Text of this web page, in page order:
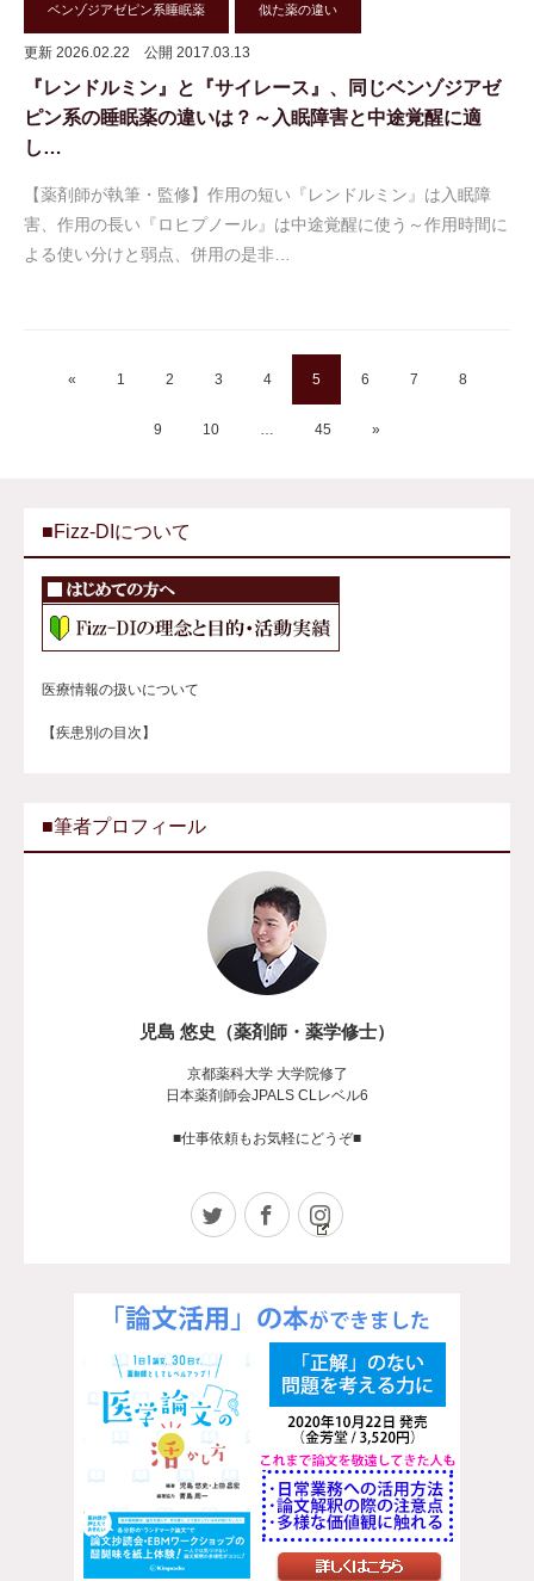
ベンゾジアゼピン系睡眠薬 似た薬の違い
更新 2026.02.22 公開 2017.03.13
『レンドルミン』と『サイレース』、同じベンゾジアゼ
ピン系の睡眠薬の違いは？～入眠障害と中途覚醒に適
し…
【薬剤師が執筆・監修】作用の短い『レンドルミン』は入眠障
害、作用の長い『ロヒプノール』は中途覚醒に使う～作用時間に
よる使い分けと弱点、併用の是非…
« 1 2 3 4 5 6 7 8
9 10 … 45 »
■Fizz-DIについて
医療情報の扱いについて
【疾患別の目次】
■筆者プロフィール
児島 悠史（薬剤師・薬学修士）
京都薬科大学 大学院修了
日本薬剤師会JPALS CLレベル6
■仕事依頼もお気軽にどうぞ■
Twitter Facebook